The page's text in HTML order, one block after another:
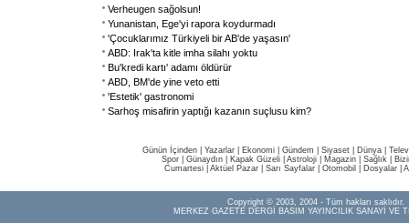
Verheugen sağolsun!
Yunanistan, Ege'yi rapora koydurmadı
'Çocuklarımız Türkiyeli bir AB'de yaşasın'
ABD: Irak'ta kitle imha silahı yoktu
Bu'kredi kartı' adamı öldürür
ABD, BM'de yine veto etti
'Estetik' gastronomi
Sarhoş misafirin yaptığı kazanın suçlusu kim?
Günün İçinden Yazarlar Ekonomi Gündem Siyaset Dünya |
Spor
Günaydın Kapak Güzeli Astroloji Magazin Sağlık
Cumartesi| Aktüel Pazar| Sarı Sayfalar| Otomobil Dosyalar|
Copyright © 2003, 2004 - Tüm hakları saklıdır.
MERKEZ GAZETE DERGİ BASIM YAYINCILIK SANAYİ VE